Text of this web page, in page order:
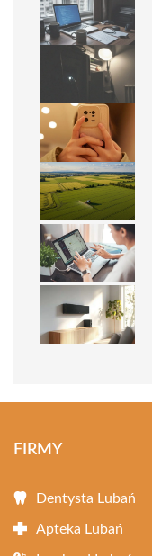
FIRMY
Dentysta Lubań
Apteka Lubań